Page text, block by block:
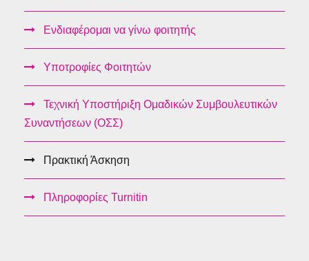
Ενδιαφέρομαι να γίνω φοιτητής
Υποτροφίες Φοιτητών
Τεχνική Υποστήριξη Ομαδικών Συμβουλευτικών
Συναντήσεων (ΟΣΣ)
Πρακτική Άσκηση
Πληροφορίες Turnitin